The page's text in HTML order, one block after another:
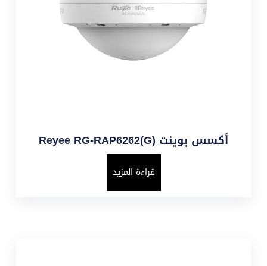
أكسس بوينت Reyee RG-RAP6262(G)
قراءة المزيد